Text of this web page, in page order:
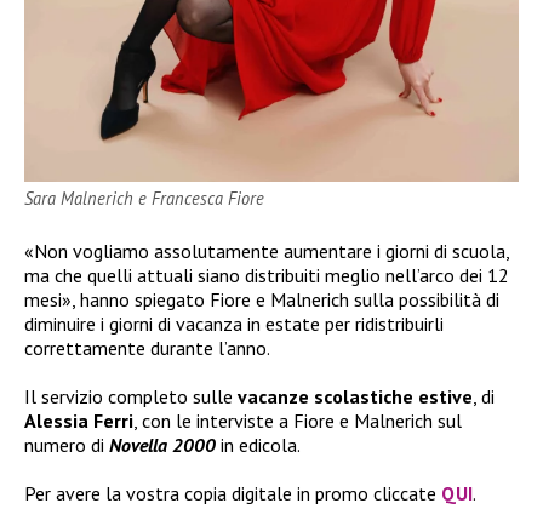
Sara Malnerich e Francesca Fiore
«Non vogliamo assolutamente aumentare i giorni di scuola,
ma che quelli attuali siano distribuiti meglio nell’arco dei 12
mesi», hanno spiegato Fiore e Malnerich sulla possibilità di
diminuire i giorni di vacanza in estate per ridistribuirli
correttamente durante l’anno.
Il servizio completo sulle vacanze scolastiche estive , di
Alessia Ferri , con le interviste a Fiore e Malnerich sul
numero di Novella 2000 in edicola.
Per avere la vostra copia digitale in promo cliccate QUI.